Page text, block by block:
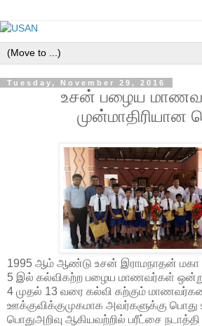
Tuesday, November 29, 2016
உசன் பழைய
முன்மாதிரியான
1995 ஆம் ஆண்டு உசன் இராமநாதன் மகா
5 இல் கல்விகற்ற பழைய மாணவர்கள் ஒன்று
4 முதல் 13 வரை கல்வி கற்கும்
ஊக்குவிக்குமுகமாக அவர்களுக்கு பொது
பொதுஅறிவு ஆகியவற்றில் பரீட்சை நடாத்தி